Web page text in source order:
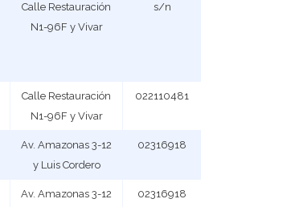
Calle Restauración
N1-96F y Vivar
s/n
Calle Restauración
N1-96F y Vivar
022110481
Av. Amazonas 3-12
y Luis Cordero
02316918
Av. Amazonas 3-12
02316918